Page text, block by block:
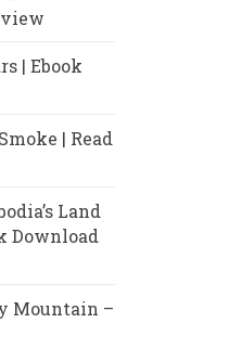
| Ebook
| Read
Land
Download
Mountain –